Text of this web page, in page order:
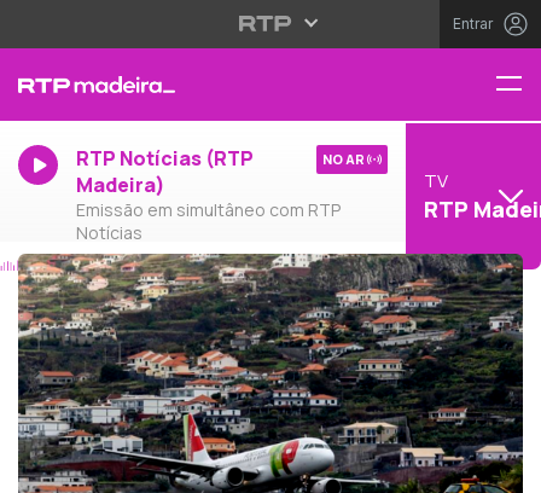
Entrar
RTP Notícias (RTP
Madeira)
Emissão em simultâneo com RTP
Notícias
NO AR
TV
RTP